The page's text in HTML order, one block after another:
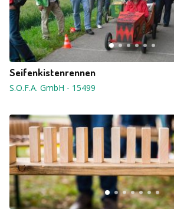
Seifenkistenrennen
S.O.F.A. GmbH - 15499